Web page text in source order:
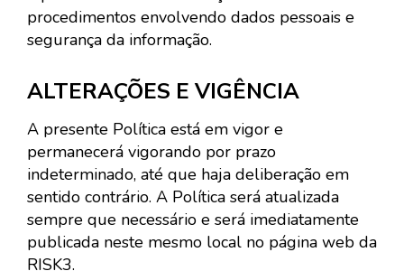
procedimentos envolvendo dados pessoais e
segurança da informação.
ALTERAÇÕES E VIGÊNCIA
A presente Política está em vigor e
permanecerá vigorando por prazo
indeterminado, até que haja deliberação em
sentido contrário. A Política será atualizada
sempre que necessário e será imediatamente
publicada neste mesmo local no página web da
RISK3.